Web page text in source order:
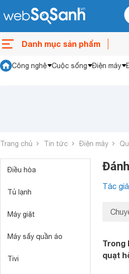
Danh mục sản phẩm
Công nghệ Cuộc sống Điện máy
Trang chủ Tin tức Điện máy
Điều hòa
Tủ lạnh
Máy giặt
Máy sấy quần áo
Tivi
Tác
Trong
quạt